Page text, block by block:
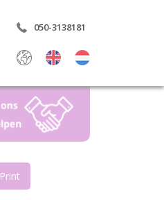
050-3138181
Select Language
Print